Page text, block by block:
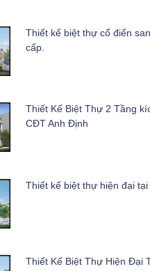
Thiết kế biệt thự cổ điển
cấp.
Thiết Kế Biệt Thự 2 Tầng
CĐT Anh Định
Thiết kế biệt thự hiện đại tại
Thiết Kế Biệt Thự Hiện Đại